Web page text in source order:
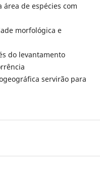
de espécies com
morfológica e
do levantamento
servirão para